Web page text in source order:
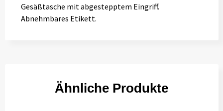
Gesäßtasche mit abgestepptem Eingriff.
Abnehmbares Etikett.
Ähnliche Produkte